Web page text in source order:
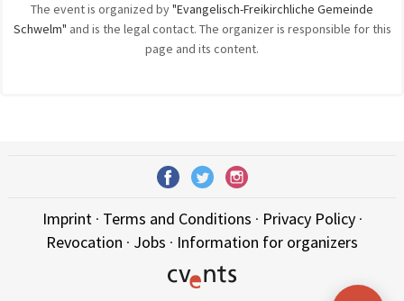
The event is organized by"Evangelisch-Freikirchliche Gemeinde
Schwelm" and is the legal contact. The organizer is responsible for this
page and its content.
Imprint· Terms and Conditions · Privacy Policy·
Revocation · Jobs · Information for organizers